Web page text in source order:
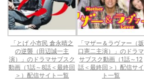
「とげ 小市民 倉永晴之
の逆襲（田辺誠一主
演）」のドラマサブスク
動画（1話～8話＜最終回
＞）配信サイト一覧
「マザー＆ラヴァー（坂
口憲二主演）」のドラマ
サブスク動画（1話～12
話＜最終回＞）配信サイ
ト一覧